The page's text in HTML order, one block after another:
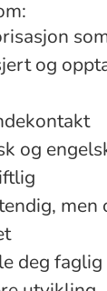
og
og
men
deg